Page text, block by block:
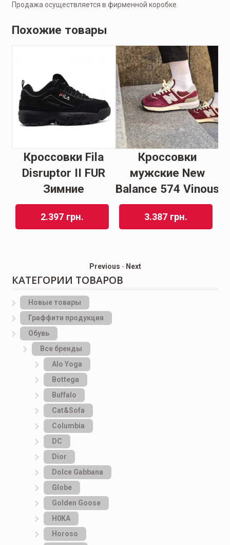
Продажа осуществляется в фирменной коробке.
Похожие товары
Кроссовки Fila
Disruptor II FUR
Зимние
2.397 грн.
Кроссовки
мужские New
Balance 574 Vinous
3.387 грн.
Previous - Next
КАТЕГОРИИ ТОВАРОВ
Новые товары
Граффити продукция
Обувь
Все бренды
Alo Yoga
Bottеga
Buffalo
Cat&Sofa
Columbia
DC
Dior
Dolce Gabbana
Globe
Golden Goose
H0KA
Horoso